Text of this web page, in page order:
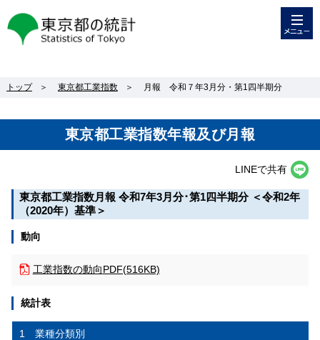
東京都の統計
トップ ＞ 東京都工業指数 ＞ 月報 令和７年3月分・第1四半期分
東京都工業指数年報及び月報
LINEで共有
東京都工業指数月報令和7年3月分･第1四半期分＜令和2年
（2020年）基準＞
動向
工業指数の動向PDF(516KB)
統計表
1 業種分類別